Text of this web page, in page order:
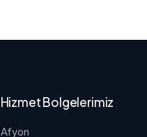
Hizmet Bolgelerimiz
Afyon